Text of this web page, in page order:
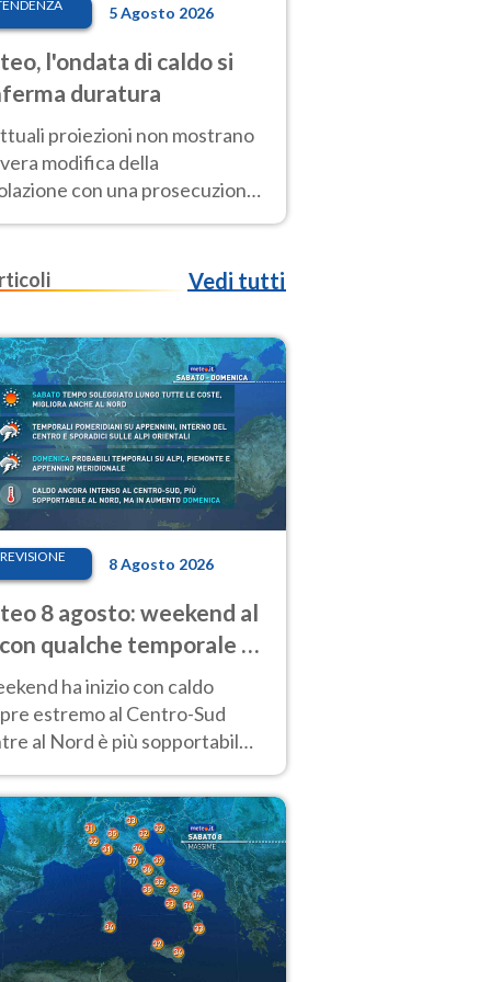
5 Agosto 2026
l'ondata di caldo si
duratura
proiezioni non mostrano
modifica della
con una prosecuzione
fuori scala per molti
Vedi tutti
8 Agosto 2026
8 agosto: weekend al
qualche temporale e
estremo al Centro-Sud
ha inizio con caldo
estremo al Centro-Sud
al Nord è più sopportabile
sui rilievi.